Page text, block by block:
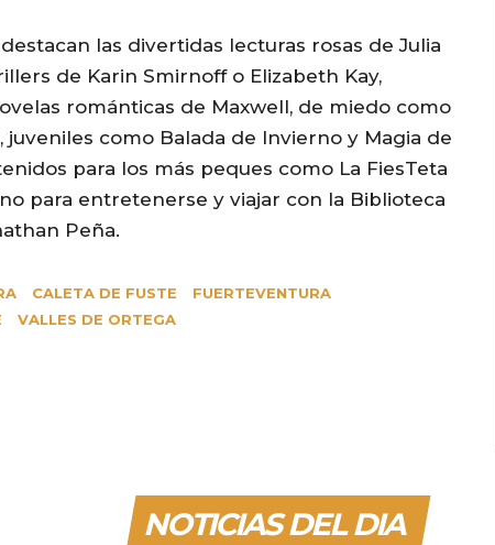
las divertidas lecturas rosas de Julia
de Karin Smirnoff o Elizabeth Kay,
románticas de Maxwell, de miedo como
juveniles como Balada de Invierno y Magia de
para los más peques como La FiesTeta
para entretenerse y viajar con la Biblioteca
Peña.
CALETA DE FUSTE
FUERTEVENTURA
VALLES DE ORTEGA
NOTICIAS DEL DIA